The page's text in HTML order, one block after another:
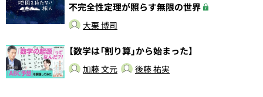
不完全性定理が照らす無限の世界
大栗 博司
【数学は「割り算」から始まった】
加藤 文元 後藤 祐実